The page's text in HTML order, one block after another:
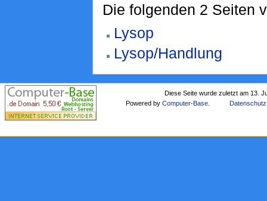
Die folgenden 2 Seiten
Lysop
Lysop/Handlung
Diese Seite wurde zuletzt am 13.
Powered byComputer-Base Datenschutz